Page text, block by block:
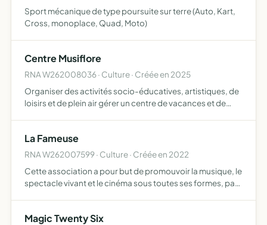
Sport mécanique de type poursuite sur terre (Auto, Kart,
Cross, monoplace, Quad, Moto)
Centre Musiflore
RNA W262008036 · Culture · Créée en 2025
Organiser des activités socio-éducatives, artistiques, de
loisirs et de plein air gérer un centre de vacances et de
La Fameuse
RNA W262007599 · Culture · Créée en 2022
Cette association a pour but de promouvoir la musique, le
spectacle vivant et le cinéma sous toutes ses formes, par
Magic Twenty Six